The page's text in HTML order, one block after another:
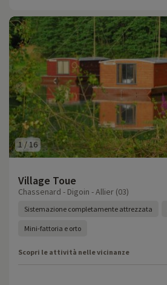
1 /16
Village Toue
Chassenard - Digoin - Allier (03)
Sistemazione completamente attrezzata
Mini-fattoria e orto
Scopri le attività nelle vicinanze